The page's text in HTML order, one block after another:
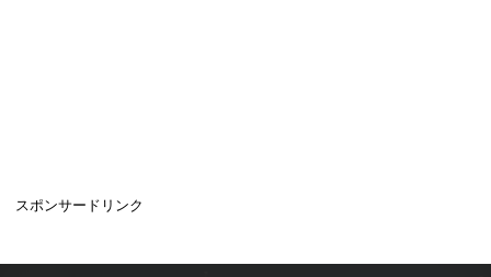
スポンサードリンク